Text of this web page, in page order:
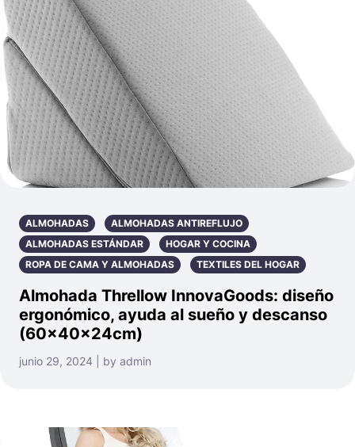
ALMOHADAS
ALMOHADAS ANTIREFLUJO
ALMOHADAS ESTÁNDAR
HOGAR Y COCINA
ROPA DE CAMA Y ALMOHADAS
TEXTILES DEL HOGAR
Almohada Threllow InnovaGoods: diseño
ergonómico, ayuda al sueño y descanso
(60x40x24cm)
junio 29, 2024 | by admin